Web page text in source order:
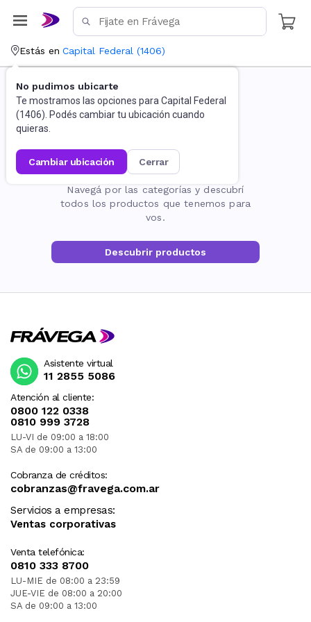
Estás en Capital Federal (1406)
No pudimos ubicarte
Te mostramos las opciones para Capital Federal
(1406). Podés cambiar tu ubicación cuando
quieras.
cambiar ubicación cerrar
La página no existe
Navegá por las categorías y descubrí
todos los productos que tenemos para
vos.
Descubrir productos
Atención al cliente:
0800 122 0338
0810 999 3728
LU-VI de 09:00 a 18:00
SA de 09:00 a 13:00
Cobranza de créditos:
cobranzas@fravega.com.ar
Servicios a empresas:
Ventas corporativas
Venta telefónica:
0810 333 8700
LU-MIE de 08:00 a 23:59
JUE-VIE de 08:00 a 20:00
SA de 09:00 a 13:00
Asistente virtual
11 2855 5086